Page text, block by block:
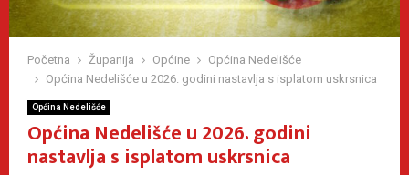
Početna Županija Općine
Općina Nedelišće
Općina Nedelišće u 2026. godini nastavlja s isplatom uskrsnica
Općina Nedelišće
Općina Nedelišće u 2026. godini
nastavlja s isplatom uskrsnica